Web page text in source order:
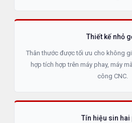
Thiết kế nhỏ
Thân thước được tối ưu cho không
hợp tích hợp trên máy phay, máy
công CNC.
Tín hiệu sin hai